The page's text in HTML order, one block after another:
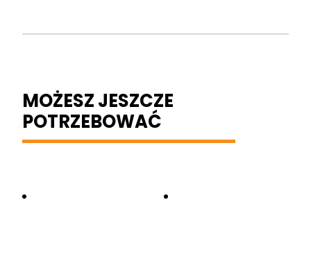
MOŻESZ JESZCZE
POTRZEBOWAĆ